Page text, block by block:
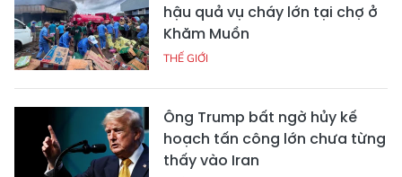
hậu quả vụ cháy lớn tại chợ ở
Khăm Muồn
THẾ GIỚI
Ông Trump bất ngờ hủy kế
hoạch tấn công lớn chưa từng
thấy vào Iran